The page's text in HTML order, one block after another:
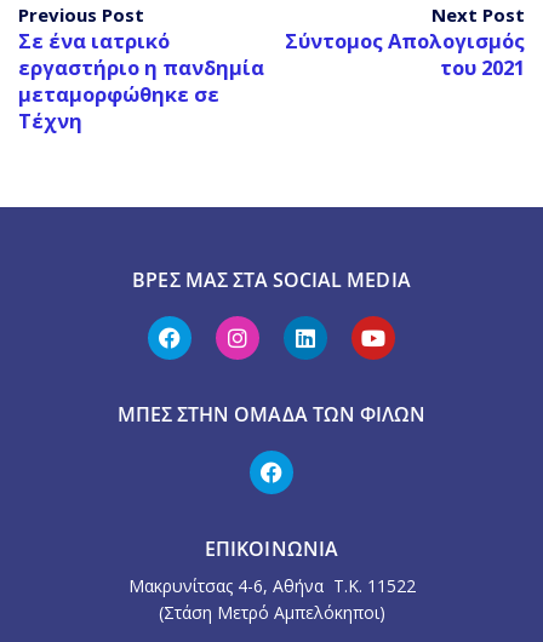
Previous Post
Σε ένα ιατρικό
εργαστήριο η πανδημία
μεταμορφώθηκε σε
Τέχνη
Next Post
Σύντομος Απολογισμός
του 2021
ΒΡΕΣ ΜΑΣ ΣΤΑ SOCIAL MEDIA
ΜΠΕΣ ΣΤΗΝ ΟΜΆΔΑ ΤΩΝ ΦΊΛΩΝ
ΕΠΙΚΟΙΝΩΝΙΑ
Μακρυνίτσας 4-6, Αθήνα Τ.Κ. 11522
(Στάση Μετρό Αμπελόκηποι)